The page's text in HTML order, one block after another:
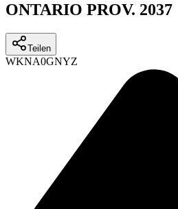
ONTARIO PROV. 2037
Teilen
WKNA0GNYZ